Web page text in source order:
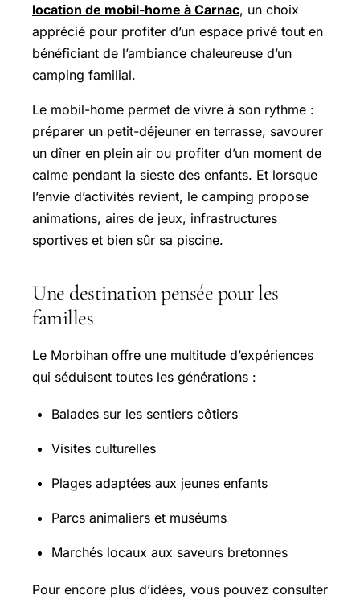
location de mobil-home à Carnac, un choix
apprécié pour profiter d’un espace privé tout en
bénéficiant de l’ambiance chaleureuse d’un
camping familial.
Le mobil-home permet de vivre à son rythme :
préparer un petit-déjeuner en terrasse, savourer
un dîner en plein air ou profiter d’un moment de
calme pendant la sieste des enfants. Et lorsque
l’envie d’activités revient, le camping propose
animations, aires de jeux, infrastructures
sportives et bien sûr sa piscine.
Une destination pensée pour les
familles
Le Morbihan offre une multitude d’expériences
qui séduisent toutes les générations :
Balades sur les sentiers côtiers
Visites culturelles
Plages adaptées aux jeunes enfants
Parcs animaliers et muséums
Marchés locaux aux saveurs bretonnes
Pour encore plus d’idées, vous pouvez consulter